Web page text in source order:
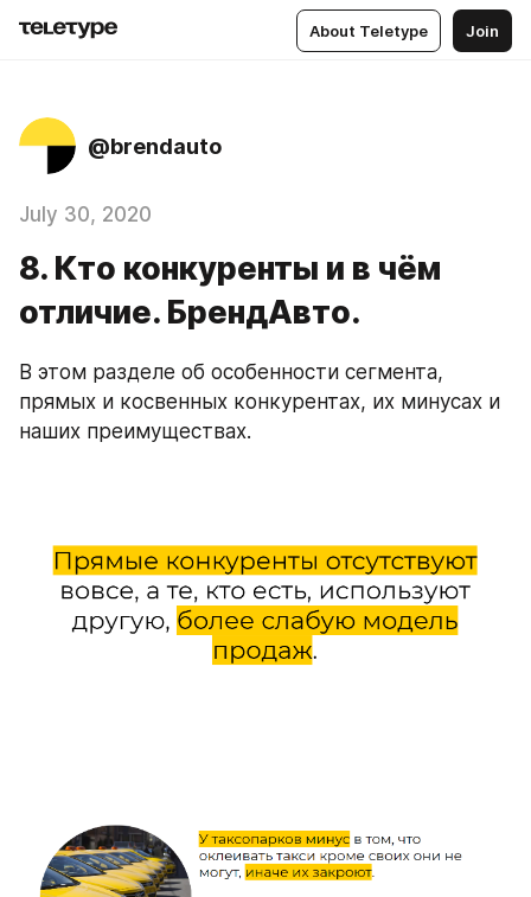
About Teletype Join
@brendauto
July 30, 2020
8. Кто конкуренты и в чём
отличие. БрендАвто.
В этом разделе об особенности сегмента,
прямых и косвенных конкурентах, их минусах и
наших преимуществах.